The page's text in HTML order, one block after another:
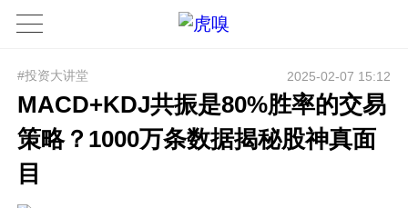
#投资大讲堂 2025-02-07 15:12
MACD+KDJ共振是80%胜率的交易
策略？1000万条数据揭秘股神真面
目